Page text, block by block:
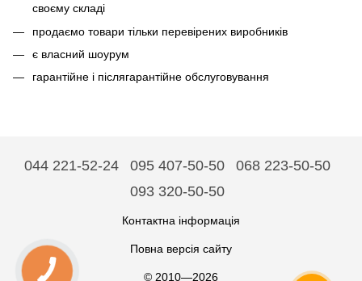
своєму складі
продаємо товари тільки перевірених виробників
є власний шоурум
гарантійне і післягарантійне обслуговування
044 221-52-24 095 407-50-50
068 223-50-50
093 320-50-50
Контактна інформація
Повна версія сайту
© 2010—2026